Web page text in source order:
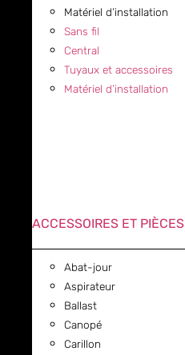
Matériel d’installation
Sans fil
Central
Tuyaux et accessoires
Matériel d’installation
ACCESSOIRES ET PIÈCES
Abat-jour
Aspirateur
Ballast
Canopé
Carillon